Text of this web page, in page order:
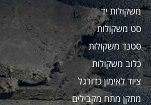
משקולות יד
סט משקולות
סטנד משקולות
כלוב משקולות
ציוד לאימון כדורגל
מתקן מתח מקבילים